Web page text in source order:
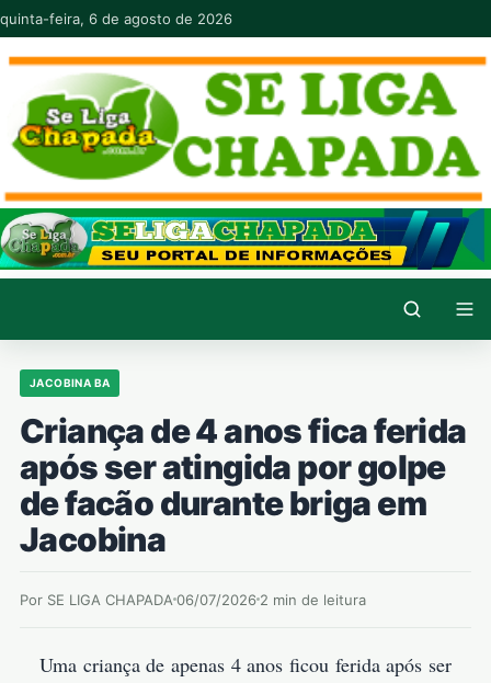
Pular para o conteúdo
quinta-feira, 6 de agosto de 2026
JACOBINA BA
Criança de 4 anos fica ferida
após ser atingida por golpe
de facão durante briga em
Jacobina
Por SE LIGA CHAPADA 06/07/2026 2 min de leitura
Uma criança de apenas 4 anos ficou ferida após ser